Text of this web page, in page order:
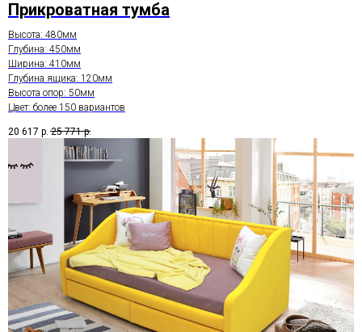
Прикроватная тумба
Высота: 480мм
Глубина: 450мм
Ширина: 410мм
Глубина ящика: 120мм
Высота опор: 50мм
Цвет: более 150 вариантов
20 617 р. 25 771 р.